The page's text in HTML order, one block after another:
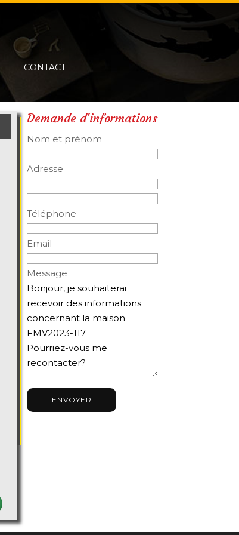
CONTACT
Demande d'informations
Nom et prénom
Adresse
Téléphone
Email
Message
ENVOYER